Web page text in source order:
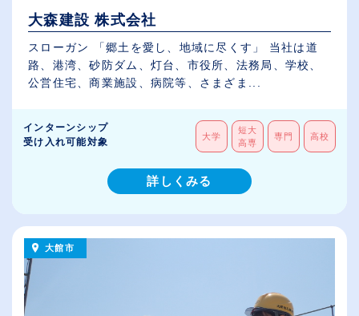
大森建設 株式会社
スローガン 「郷土を愛し、地域に尽くす」 当社は道
路、港湾、砂防ダム、灯台、市役所、法務局、学校、
公営住宅、商業施設、病院等、さまざま...
インターンシップ
受け入れ可能対象
大学
短大
高専
専門 高校
詳しくみる
大館市